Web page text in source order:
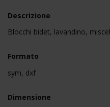
Descrizione
Blocchi bidet, lavandino,
Formato
sym, dxf
Dimensione